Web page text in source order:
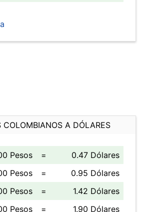
COLOMBIANOS A DÓLARES
Pesos =
0.47 Dólares
Pesos
=
0.95 Dólares
Pesos
=
1.42 Dólares
Pesos
=
1.90 Dólares